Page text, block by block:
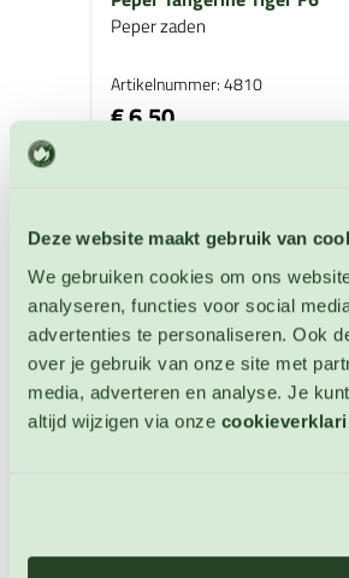
Deze website maakt gebruik van
We gebruiken cookies om ons
analyseren, functies voor social
advertenties te personaliseren. Ook
over je gebruik van onze site met
media, adverteren en analyse. Je
altijd wijzigen via onze
Peper zaden
Artikelnummer: 4810
€ 6,50